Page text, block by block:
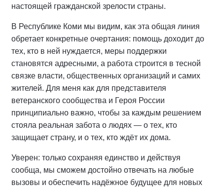
настоящей гражданской зрелости страны.
В Республике Коми мы видим, как эта общая линия
обретает конкретные очертания: помощь доходит до
тех, кто в ней нуждается, меры поддержки
становятся адресными, а работа строится в тесной
связке власти, общественных организаций и самих
жителей. Для меня как для представителя
ветеранского сообщества и Героя России
принципиально важно, чтобы за каждым решением
стояла реальная забота о людях — о тех, кто
защищает страну, и о тех, кто ждёт их дома.
Уверен: только сохраняя единство и действуя
сообща, мы сможем достойно отвечать на любые
вызовы и обеспечить надёжное будущее для новых